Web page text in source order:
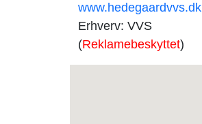
www.hedegaardvvs.dk
Erhverv: VVS
(Reklamebeskyttet)